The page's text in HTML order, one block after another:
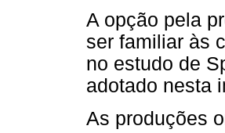
A opção pela
ser familiar às
no estudo de
adotado nesta
As produções